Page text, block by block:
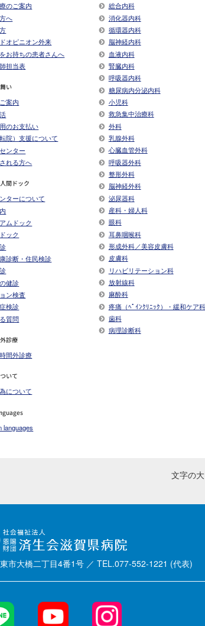
のご案内
へ
オピニオン外来
お持ちの患者さんへ
担当表
い
案内
のお支払い
院）支援について
ンター
れる方へ
間ドック
ターについて
ムドック
ック
診断・住民検診
健診
ン検査
検診
質問
診療
間外診療
いて
について
languages
総合内科
消化器内科
循環器内科
脳神経内科
血液内科
腎臓内科
呼吸器内科
糖尿病内分泌内科
小児科
救急集中治療科
外科
乳腺外科
心臓血管外科
呼吸器外科
整形外科
脳神経外科
泌尿器科
産科・婦人科
眼科
耳鼻咽喉科
形成外科／美容皮膚科
皮膚科
リハビリテーション科
放射線科
麻酔科
疼痛（ﾍﾟｲﾝｸﾘﾆｯｸ）・緩和ケア科
歯科
病理診断科
文字の
市大橋二丁目4番1号／ TEL.077-552-1221 (代表)